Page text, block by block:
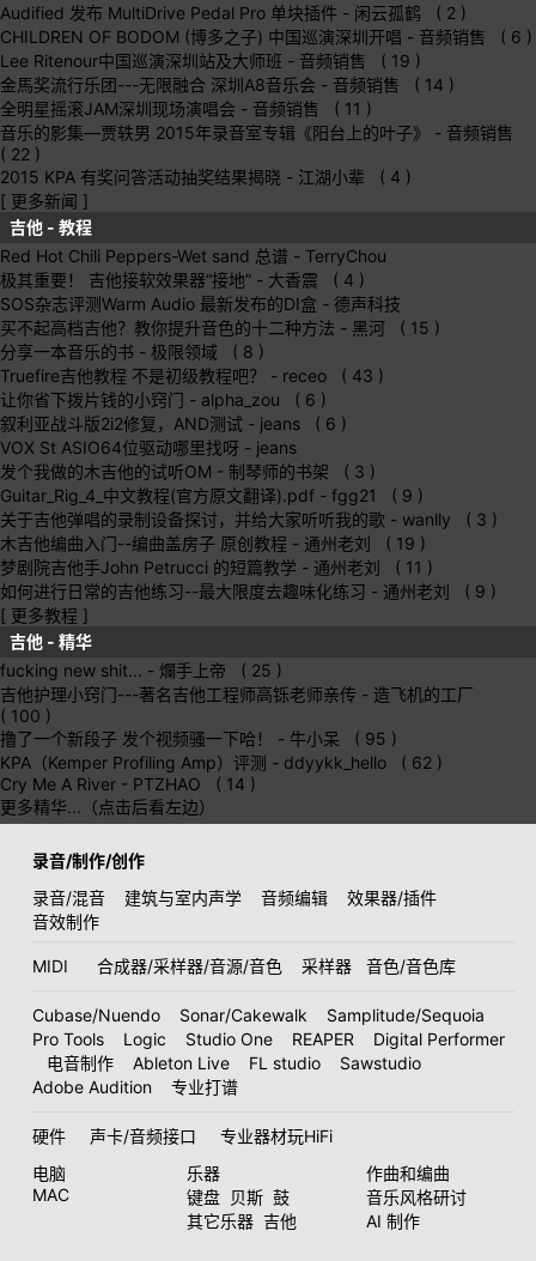
Audified 发布 MultiDrive Pedal Pro 单块插件 - 闲云孤鹤 ( 2 )
CHILDREN OF BODOM (博多之子) 中国巡演深圳开唱 - 音频销售 ( 6 )
Lee Ritenour中国巡演深圳站及大师班 - 音频销售 ( 19 )
金馬奖流行乐团---无限融合 深圳A8音乐会 - 音频销售 ( 14 )
全明星摇滚JAM深圳现场演唱会 - 音频销售 ( 11 )
音乐的影集—贾轶男 2015年录音室专辑《阳台上的叶子》
- 音频销售
( 22 )
2015 KPA 有奖问答活动抽奖结果揭晓 - 江湖小辈 ( 4 )
[ 更多新闻 ]
吉他 - 教程
Red Hot Chili Peppers-Wet sand 总谱 - TerryChou
极其重要！ 吉他接软效果器“接地” - 大香震 ( 4 )
SOS杂志评测Warm Audio 最新发布的DI盒 - 德声科技
买不起高档吉他？教你提升音色的十二种方法 - 黑河 ( 15 )
分享一本音乐的书 - 极限领域 ( 8 )
Truefire吉他教程 不是初级教程吧？
- receo ( 43 )
让你省下拨片钱的小窍门 - alpha_zou ( 6 )
叙利亚战斗版2i2修复，AND测试 - jeans ( 6 )
VOX St ASIO64位驱动哪里找呀 - jeans
发个我做的木吉他的试听OM - 制琴师的书架 ( 3 )
Guitar_Rig_4_中文教程(官方原文翻译).pdf - fgg21 ( 9 )
关于吉他弹唱的录制设备探讨，并给大家听听我的歌 - wanlly ( 3 )
木吉他编曲入门--编曲盖房子 原创教程 - 通州老刘 ( 19 )
梦剧院吉他手John Petrucci 的短篇教学 - 通州老刘 ( 11 )
如何进行日常的吉他练习--最大限度去趣味化练习 - 通州老刘 ( 9 )
[ 更多教程 ]
吉他 - 精华
fucking new shit... - 爛手上帝 ( 25 )
吉他护理小窍门---著名吉他工程师高铄老师亲传 - 造飞机的工厂
( 100 )
撸了一个新段子 发个视频骚一下哈！
- 牛小呆 ( 95 )
KPA（Kemper Profiling Amp）评测 - ddyykk_hello ( 62 )
Cry Me A River - PTZHAO ( 14 )
更多精华...（点击后看左边）
录音/制作/创作
录音/混音
建筑与室内声学 音频编辑
效果器/插件
音效制作
MIDI 合成器/采样器/音源/音色 采样器 音色/音色库
Cubase/Nuendo Sonar/Cakewalk
Samplitude/Sequoia
Pro Tools
Logic Studio One REAPER
Digital Performer
电音制作
Ableton Live FL studio
Sawstudio
Adobe Audition
专业打谱
硬件 声卡/音频接口
专业器材玩HiFi
电脑
MAC
乐器
键盘 贝斯 鼓
其它乐器 吉他
作曲和编曲
音乐风格研讨
AI 制作